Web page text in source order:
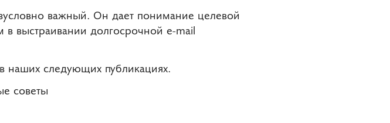
важный. Он дает понимание целевой
выстраивании долгосрочной e-mail
следующих публикациях.
советы